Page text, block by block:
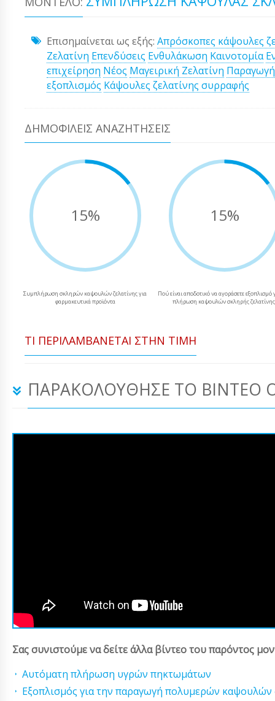
Επισημαίνεται ως εξής: Απρόσκοπες κάψουλες
Ζελατίνη Επενδύσεις Ενθυλάκωση Καινοτομία
επιχείρηση Νέος Μαγειρική Ζελατίνη Παραγωγή
εξοπλισμός Κάψουλες ζελατίνης συρραφής
ΔΗΜΟΦΙΛΕΊΣ ΑΝΑΖΗΤΉΣΕΙΣ
15%
Συμπλήρωση σκληρών καψουλών ζελατίνης για
φαρμακευτικά προϊόντα
15%
Πού είναι αποδοτικό να αγοράσετε εξοπλισμό
πλήρωση καψουλών σκληρής
ΤΙ ΠΕΡΙΛΑΜΒΆΝΕΤΑΙ ΣΤΗΝ ΤΙΜΉ
ΠΑΡΑΚΟΛΟΎΘΗΣΕ ΤΟ ΒΊΝΤΕΟ
Σας συνιστούμε να δείτε άλλα βίντεο του παρόντος
Αυτόματη πλήρωση υγρών πηκτωμάτων
Εξοπλισμός για την παραγωγή πολυμερών καψουλών